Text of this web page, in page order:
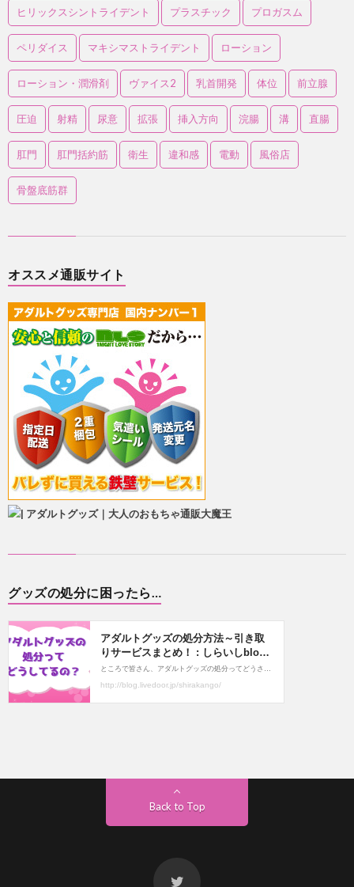
ヒリックスシントライデント プラスチック プロガスム
ペリダイス マキシマストライデント ローション
ローション・潤滑剤 ヴァイス2 乳首開発 体位 前立腺
圧迫 射精 尿意 拡張 挿入方向 浣腸 溝 直腸
肛門 肛門括約筋 衛生 違和感 電動 風俗店
骨盤底筋群
オススメ通販サイト
グッズの処分に困ったら…
Back to Top